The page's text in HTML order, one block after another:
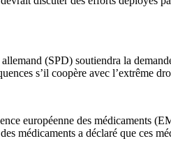
(SPD) soutiendra la
s’il coopère avec l’extrême
européenne des médicaments
médicaments a déclaré que ces